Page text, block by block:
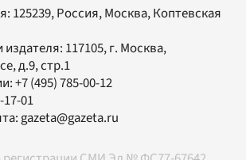
125239, Россия, Москва, Коптевская
издателя: 117105, г. Москва,
д.9, стр.1
+7 (495) 785-00-12
17-01
gazeta@gazeta.ru